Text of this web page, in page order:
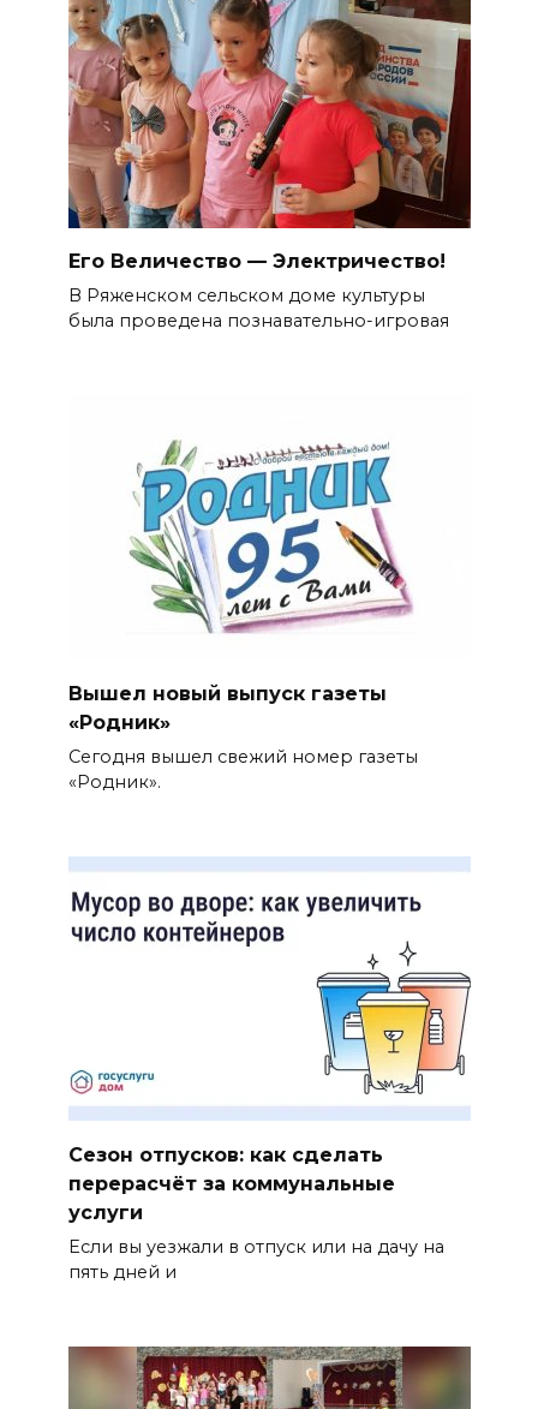
Его Величество — Электричество!
В Ряженском сельском доме культуры
была проведена познавательно-игровая
Вышел новый выпуск газеты
«Родник»
Сегодня вышел свежий номер газеты
«Родник».
Сезон отпусков: как сделать
перерасчёт за коммунальные
услуги
Если вы уезжали в отпуск или на дачу на
пять дней и